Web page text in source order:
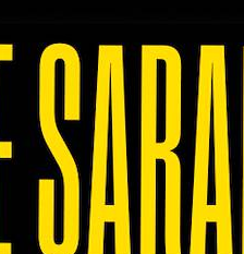
in campo i
squadra
libera costruzione del
0-3 (19-25; 20-25; 20-
del girone. Nel primo
set. Nel secondo